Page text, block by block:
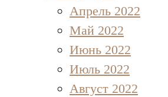
Апрель 2022
Май 2022
Июнь 2022
Июль 2022
Август 2022